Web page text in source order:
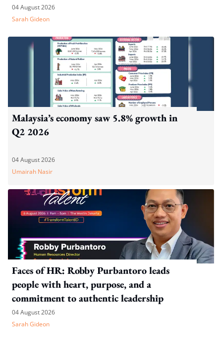
04 August 2026
Sarah Gideon
Malaysia’s economy saw 5.8% growth in
Q2 2026
04 August 2026
Umairah Nasir
Faces of HR: Robby Purbantoro leads
people with heart, purpose, and a
commitment to authentic leadership
04 August 2026
Sarah Gideon